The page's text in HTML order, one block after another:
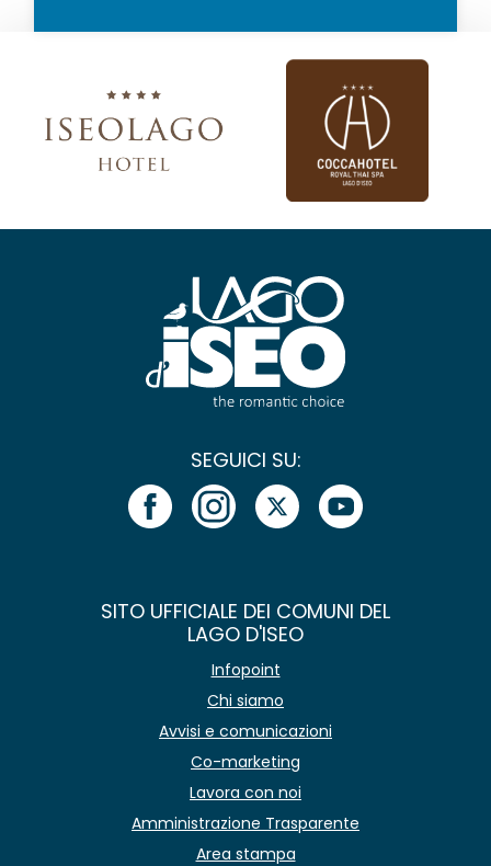
SEGUICI SU:
SITO UFFICIALE DEI COMUNI DEL
LAGO D'ISEO
Infopoint
Chi siamo
Avvisi e comunicazioni
Co-marketing
Lavora con noi
Amministrazione Trasparente
Area stampa